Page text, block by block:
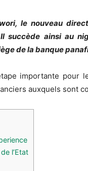
le nouveau
succède ainsi au
de la banque
importante pour
auxquels sont
l’Etat